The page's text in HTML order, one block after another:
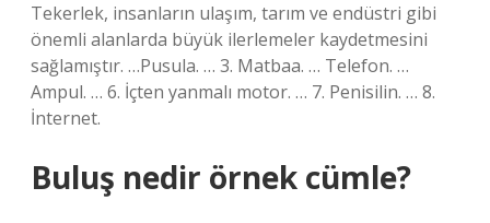
Tekerlek, insanların ulaşım, tarım ve endüstri gibi
önemli alanlarda büyük ilerlemeler kaydetmesini
sağlamıştır. …Pusula. … 3. Matbaa. … Telefon. …
Ampul. … 6. İçten yanmalı motor. … 7. Penisilin. … 8.
İnternet.
Buluş nedir örnek cümle?